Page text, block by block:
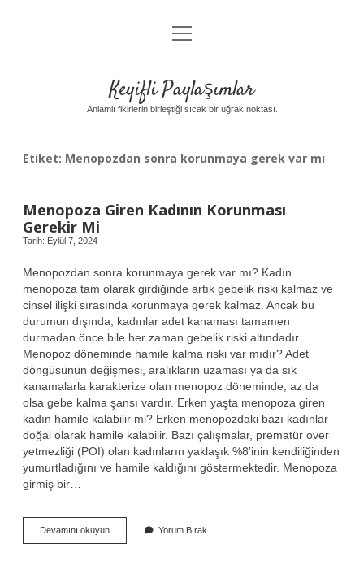
Anasayfa
Yasal Uyarı
menüyü
aç
Keyifli Paylaşımlar
Anlamlı fikirlerin birleştiği sıcak bir uğrak noktası.
Etiket: Menopozdan sonra korunmaya gerek var mı
Menopoza Giren Kadının Korunması
Gerekir Mi
Tarih: Eylül 7, 2024
Menopozdan sonra korunmaya gerek var mı? Kadın
menopoza tam olarak girdiğinde artık gebelik riski kalmaz ve
cinsel ilişki sırasında korunmaya gerek kalmaz. Ancak bu
durumun dışında, kadınlar adet kanaması tamamen
durmadan önce bile her zaman gebelik riski altındadır.
Menopoz döneminde hamile kalma riski var mıdır? Adet
döngüsünün değişmesi, aralıkların uzaması ya da sık
kanamalarla karakterize olan menopoz döneminde, az da
olsa gebe kalma şansı vardır. Erken yaşta menopoza giren
kadın hamile kalabilir mi? Erken menopozdaki bazı kadınlar
doğal olarak hamile kalabilir. Bazı çalışmalar, prematür over
yetmezliği (POI) olan kadınların yaklaşık %8’inin kendiliğinden
yumurtladığını ve hamile kaldığını göstermektedir. Menopoza
girmiş bir…
Devamını okuyunMenopoza
Giren
Yorum Bırak